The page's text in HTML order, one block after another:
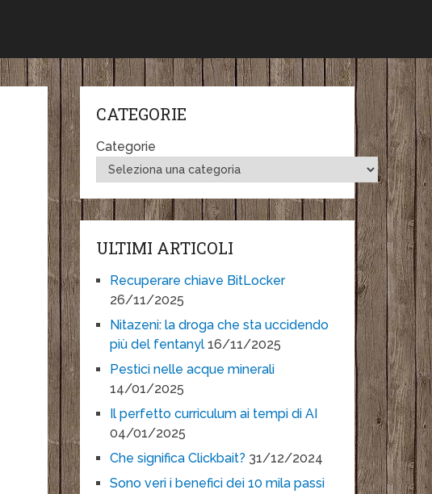
CATEGORIE
Categorie
ULTIMI ARTICOLI
Recuperare chiave BitLocker
26/11/2025
Nitazeni: la droga che sta uccidendo
più del fentanyl 16/11/2025
Pestici nelle acque minerali
14/01/2025
Il perfetto curriculum ai tempi di AI
04/01/2025
Che significa Clickbait? 31/12/2024
Sono veri i benefici dei 10 mila passi